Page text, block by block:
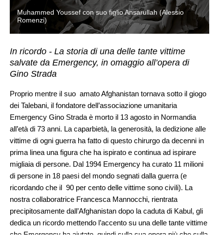
Muhammed Youssef con suo figlio Ansarullah (Alessio
Romenzi)
In ricordo - La storia di una delle tante vittime
salvate da Emergency, in omaggio all’opera di
Gino Strada
Proprio mentre il suo amato Afghanistan tornava sotto il giogo
dei Talebani, il fondatore dell’associazione umanitaria
Emergency Gino Strada è morto il 13 agosto in Normandia
all’età di 73 anni. La caparbietà, la generosità, la dedizione alle
vittime di ogni guerra ha fatto di questo chirurgo da decenni in
prima linea una figura che ha ispirato e continua ad ispirare
migliaia di persone. Dal 1994 Emergency ha curato 11 milioni
di persone in 18 paesi del mondo segnati dalla guerra (e
ricordando che il 90 per cento delle vittime sono civili). La
nostra collaboratrice Francesca Mannocchi, rientrata
precipitosamente dall’Afghanistan dopo la caduta di Kabul, gli
dedica un ricordo mettendo l’accento su una delle tante vittime
che Emergency ha aiutato, quindi sulla sua opera più che sulla